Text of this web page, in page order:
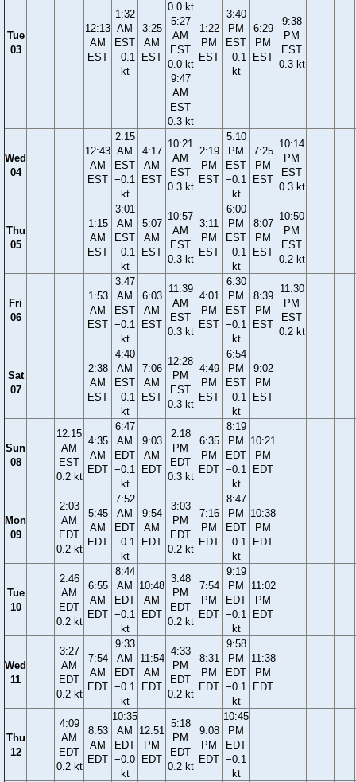
Tue
03
12:13
AM
EST
1:32
AM
EST
−0.1
kt
3:25
AM
EST
0.0 kt
5:27
AM
EST
0.0 kt
9:47
AM
EST
0.3 kt
1:22
PM
EST
3:40
PM
EST
−0.1
kt
6:29
PM
EST
9:38
PM
EST
0.3 kt
Wed
04
12:43
AM
EST
2:15
AM
EST
−0.1
kt
4:17
AM
EST
10:21
AM
EST
0.3 kt
2:19
PM
EST
5:10
PM
EST
−0.1
kt
7:25
PM
EST
10:14
PM
EST
0.3 kt
Thu
05
1:15
AM
EST
3:01
AM
EST
−0.1
kt
5:07
AM
EST
10:57
AM
EST
0.3 kt
3:11
PM
EST
6:00
PM
EST
−0.1
kt
8:07
PM
EST
10:50
PM
EST
0.2 kt
Fri
06
1:53
AM
EST
3:47
AM
EST
−0.1
kt
6:03
AM
EST
11:39
AM
EST
0.3 kt
4:01
PM
EST
6:30
PM
EST
−0.1
kt
8:39
PM
EST
11:30
PM
EST
0.2 kt
Sat
07
2:38
AM
EST
4:40
AM
EST
−0.1
kt
7:06
AM
EST
12:28
PM
EST
0.3 kt
4:49
PM
EST
6:54
PM
EST
−0.1
kt
9:02
PM
EST
Sun
08
12:15
AM
EST
0.2 kt
4:35
AM
EDT
6:47
AM
EDT
−0.1
kt
9:03
AM
EDT
2:18
PM
EDT
0.3 kt
6:35
PM
EDT
8:19
PM
EDT
−0.1
kt
10:21
PM
EDT
Mon
09
2:03
AM
EDT
0.2 kt
5:45
AM
EDT
7:52
AM
EDT
−0.1
kt
9:54
AM
EDT
3:03
PM
EDT
0.2 kt
7:16
PM
EDT
8:47
PM
EDT
−0.1
kt
10:38
PM
EDT
Tue
10
2:46
AM
EDT
0.2 kt
6:55
AM
EDT
8:44
AM
EDT
−0.1
kt
10:48
AM
EDT
3:48
PM
EDT
0.2 kt
7:54
PM
EDT
9:19
PM
EDT
−0.1
kt
11:02
PM
EDT
Wed
11
3:27
AM
EDT
0.2 kt
7:54
AM
EDT
9:33
AM
EDT
−0.1
kt
11:54
AM
EDT
4:33
PM
EDT
0.2 kt
8:31
PM
EDT
9:58
PM
EDT
−0.1
kt
11:38
PM
EDT
Thu
12
4:09
AM
EDT
0.2 kt
8:53
AM
EDT
10:35
AM
EDT
−0.0
kt
12:51
PM
EDT
5:18
PM
EDT
0.2 kt
9:08
PM
EDT
10:45
PM
EDT
−0.1
kt